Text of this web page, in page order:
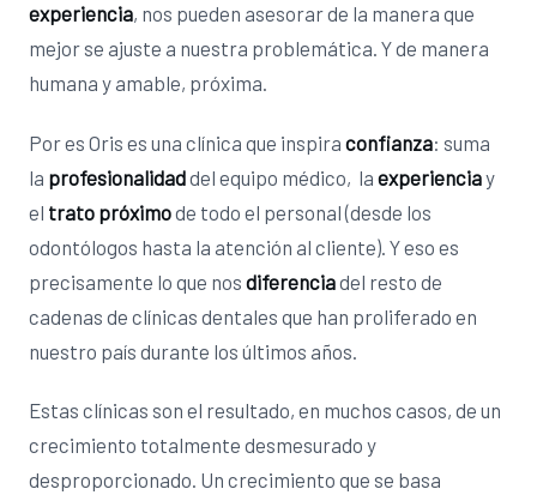
experiencia, nos pueden asesorar de la manera que
mejor se ajuste a nuestra problemática. Y de manera
humana y amable, próxima.
Por es Oris es una clínica que inspira confianza: suma
la profesionalidaddel equipo médico, la experienciay
el trato próximode todo el personal (desde los
odontólogos hasta la atención al cliente). Y eso es
precisamente lo que nos diferenciadel resto de
cadenas de clínicas dentales que han proliferado en
nuestro país durante los últimos años.
Estas clínicas son el resultado, en muchos casos, de un
crecimiento totalmente desmesurado y
desproporcionado. Un crecimiento que se basa